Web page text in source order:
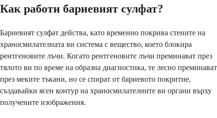
Как работи бариевият сулфат?
Бариевият сулфат действа, като временно покрива стените на
храносмилателната ви система с вещество, което блокира
рентгеновите лъчи. Когато рентгеновите лъчи преминават през
тялото ви по време на образна диагностика, те лесно преминават
през меките тъкани, но се спират от бариевото покритие,
създавайки ясен контур на храносмилателните ви органи върху
получените изображения.